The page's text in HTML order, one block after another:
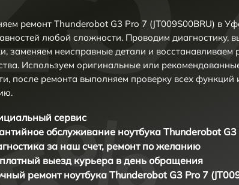
ремонт Thunderobot G3 Pro 7 (JT009S00BRU) в
любой сложности. Проводим диагностику,
заменяем неисправные детали и восстанавливаем
Используем оригинальные или
после ремонта выполняем проверку всех функций
сервис
обслуживание ноутбука Thunderobot
за наш счет, ремонт по желанию
выезд курьера в день обращения
ремонт ноутбука Thunderobot G3 Pro 7